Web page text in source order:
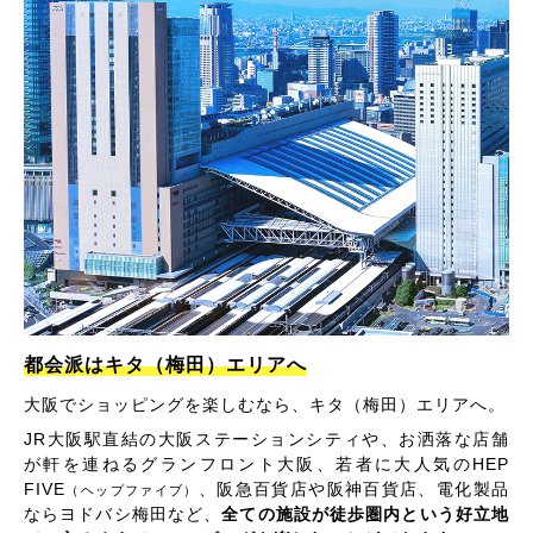
都会派はキタ（梅田）エリアへ
大阪でショッピングを楽しむなら、キタ（梅田）エリアへ。
JR大阪駅直結の大阪ステーションシティや、お洒落な店舗
が軒を連ねるグランフロント大阪、若者に大人気のHEP
FIVE （ヘップファイブ）
、阪急百貨店や阪神百貨店、電化製品
ならヨドバシ梅田など、全ての施設が徒歩圏内という好立地